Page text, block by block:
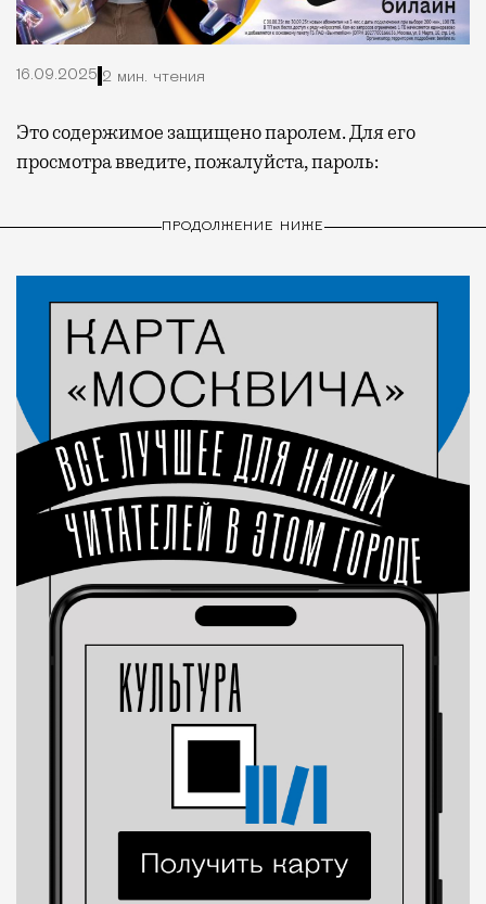
16.09.2025 2 мин. чтения
Это содержимое защищено паролем. Для его
просмотра введите, пожалуйста, пароль:
ПРОДОЛЖЕНИЕ НИЖЕ